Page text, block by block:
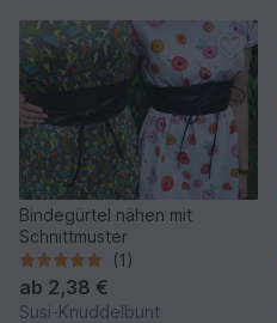
Bindegürtel nähen mit
Schnittmuster
(1)
ab 2,38 €
Susi-Knuddelbunt